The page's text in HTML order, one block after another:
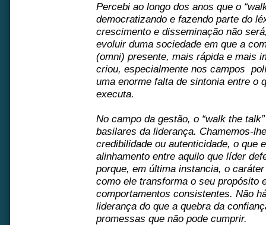
Percebi ao longo dos anos que o
democratizando e fazendo parte do
crescimento e disseminação não
evoluir duma sociedade em que a
(omni) presente, mais rápida e mais
criou, especialmente nos campos
uma enorme falta de sintonia entre o
executa.
No campo da gestão, o “walk the
basilares da liderança. Chamemos-
credibilidade ou autenticidade, o que
alinhamento entre aquilo que líder
porque, em última instancia, o
como ele transforma o seu propósito
comportamentos consistentes. Não
liderança do que a quebra da
promessas que não pode cumprir.